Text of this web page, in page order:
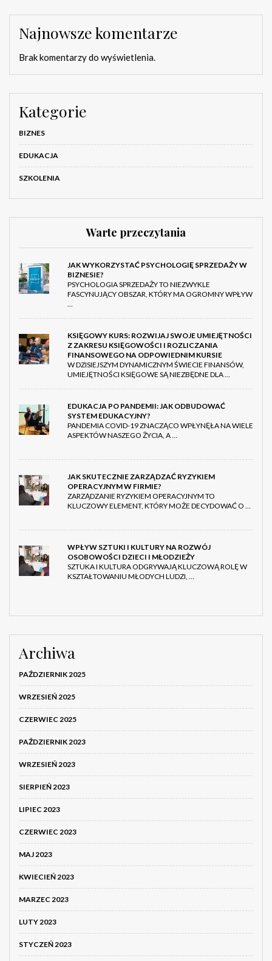
Najnowsze komentarze
Brak komentarzy do wyświetlenia.
Kategorie
BIZNES
EDUKACJA
SZKOLENIA
Warte przeczytania
JAK WYKORZYSTAĆ PSYCHOLOGIĘ SPRZEDAŻY W
BIZNESIE?
PSYCHOLOGIA SPRZEDAŻY TO NIEZWYKLE
FASCYNUJĄCY OBSZAR, KTÓRY MA OGROMNY WPŁYW
…
KSIĘGOWY KURS: ROZWIJAJ SWOJE UMIEJĘTNOŚCI
Z ZAKRESU KSIĘGOWOŚCI I ROZLICZANIA
FINANSOWEGO NA ODPOWIEDNIM KURSIE
W DZISIEJSZYM DYNAMICZNYM ŚWIECIE FINANSÓW,
UMIEJĘTNOŚCI KSIĘGOWE SĄ NIEZBĘDNE DLA …
EDUKACJA PO PANDEMII: JAK ODBUDOWAĆ
SYSTEM EDUKACYJNY?
PANDEMIA COVID-19 ZNACZĄCO WPŁYNĘŁA NA WIELE
ASPEKTÓW NASZEGO ŻYCIA, A …
JAK SKUTECZNIE ZARZĄDZAĆ RYZYKIEM
OPERACYJNYM W FIRMIE?
ZARZĄDZANIE RYZYKIEM OPERACYJNYM TO
KLUCZOWY ELEMENT, KTÓRY MOŻE DECYDOWAĆ O …
WPŁYW SZTUKI I KULTURY NA ROZWÓJ
OSOBOWOŚCI DZIECI I MŁODZIEŻY
SZTUKA I KULTURA ODGRYWAJĄ KLUCZOWĄ ROLĘ W
KSZTAŁTOWANIU MŁODYCH LUDZI, …
Archiwa
PAŹDZIERNIK 2025
WRZESIEŃ 2025
CZERWIEC 2025
PAŹDZIERNIK 2023
WRZESIEŃ 2023
SIERPIEŃ 2023
LIPIEC 2023
CZERWIEC 2023
MAJ 2023
KWIECIEŃ 2023
MARZEC 2023
LUTY 2023
STYCZEŃ 2023